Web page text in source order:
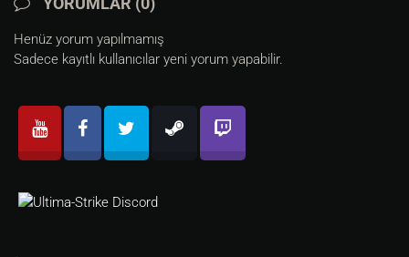
timerf 6 , moveback
, moveback
timerf 8 , moveback
timerf 9 , moveback
Micheal Jackson Ruhuna El Fatiha...
Henüz yorum yapılmamış
Sadece kayıtlı kullanıcılar yeni yorum yapabilir.